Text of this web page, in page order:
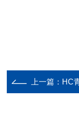
上一篇： HC